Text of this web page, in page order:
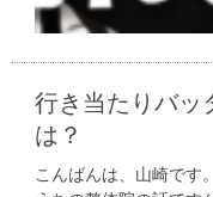
行き当たりバッ
は？
こんばんは、山崎です